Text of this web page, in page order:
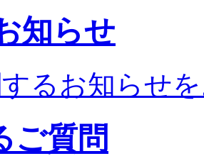
知らせ
るお知らせ
ご質問